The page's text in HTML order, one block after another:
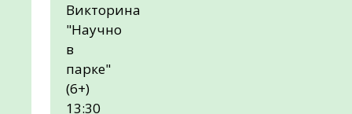
Викторина
"Научно
в
парке"
(6+)
13:30